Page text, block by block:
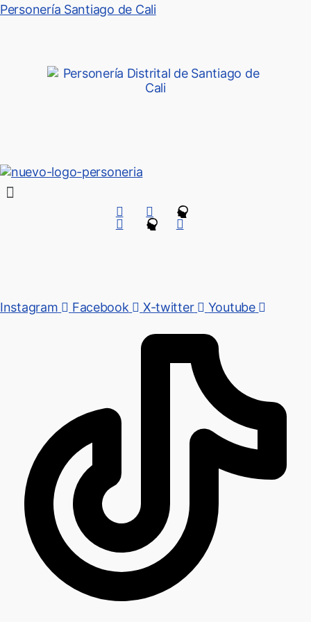
Personería Santiago de Cali
Menú
Instagram Facebook X-twitter Youtube